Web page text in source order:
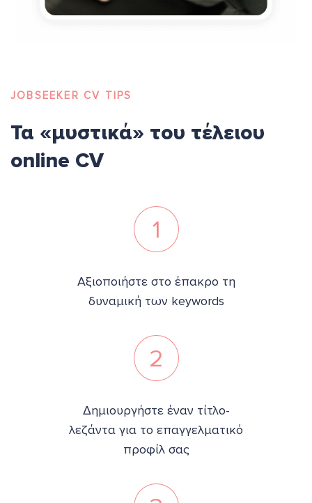
JOBSEEKER CV TIPS
Τα «μυστικά» του τέλειου
online CV
1
Αξιοποιήστε στο έπακρο τη
δυναμική των keywords
2
Δημιουργήστε έναν τίτλο-
λεζάντα για το επαγγελματικό
προφίλ σας